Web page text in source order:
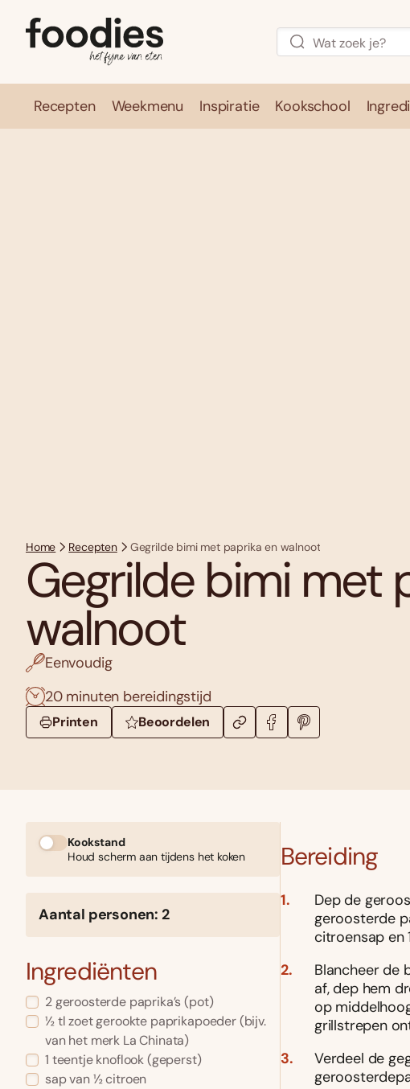
Recepten Weekmenu Inspiratie Kookschool
Home Recepten Gegrilde bimi met paprika en walnoot
Gegrilde bimi met
walnoot
Eenvoudig
20 minuten bereidingstijd
Printen Beoordelen
Kookstand
Houd scherm aan tijdens het koken
Aantal personen: 2
Ingrediënten
2 geroosterde paprika’s (pot)
½ tl zoet gerookte paprikapoeder (bijv.
van het merk La Chinata)
1 teentje knoflook (geperst)
sap van ½ citroen
Bereiding
Dep de
geroosterde
citroensap en
Blancheer de
af, dep hem
op
grillstrepen
Verdeel de